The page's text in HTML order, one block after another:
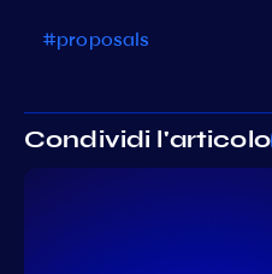
#proposals
Condividi l'articolo